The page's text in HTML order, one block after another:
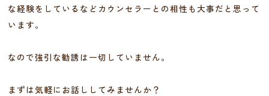
な経験をしているなどカウンセラーとの相性も大事だと思って
います。
なので強引な勧誘は一切していません。
まずは気軽にお話ししてみませんか？